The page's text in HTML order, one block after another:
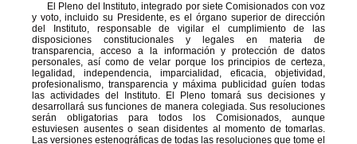
El Pleno del Instituto, integrado por siete Comisionados con voz
y voto, incluido su Presidente, es el órgano superior de dirección
del Instituto, responsable de vigilar el cumplimiento de las
disposiciones constitucionales y legales en materia de
transparencia, acceso a la información y protección de datos
personales, así como de velar porque los principios de certeza,
legalidad, independencia, imparcialidad, eficacia, objetividad,
profesionalismo, transparencia y máxima publicidad guíen todas
las actividades del Instituto. El Pleno tomará sus decisiones y
desarrollará sus funciones de manera colegiada. Sus resoluciones
serán obligatorias para todos los Comisionados, aunque
estuviesen ausentes o sean disidentes al momento de tomarlas.
Las versiones estenográficas de todas las resoluciones que tome el